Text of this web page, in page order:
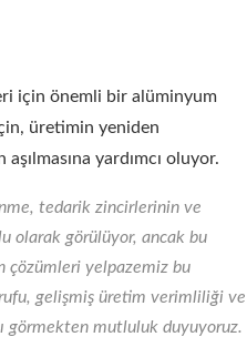
için önemli bir alüminyum
üretimin yeniden
yardımcı oluyor.
tedarik zincirlerinin ve
olarak görülüyor, ancak bu
çözümleri yelpazemiz bu
gelişmiş üretim verimliliği ve
görmekten mutluluk duyuyoruz.